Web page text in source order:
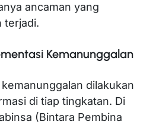
ancaman yang
terjadi.
Kemanunggalan
dilakukan
di tiap tingkatan. Di
(Bintara Pembina